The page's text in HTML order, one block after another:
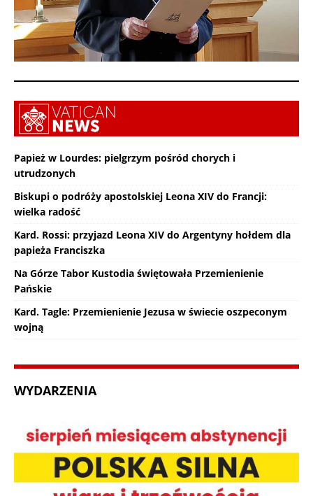
Papież w Lourdes: pielgrzym pośród chorych i
utrudzonych
Biskupi o podróży apostolskiej Leona XIV do Francji:
wielka radość
Kard. Rossi: przyjazd Leona XIV do Argentyny hołdem dla
papieża Franciszka
Na Górze Tabor Kustodia świętowała Przemienienie
Pańskie
Kard. Tagle: Przemienienie Jezusa w świecie oszpeconym
wojną
WYDARZENIA